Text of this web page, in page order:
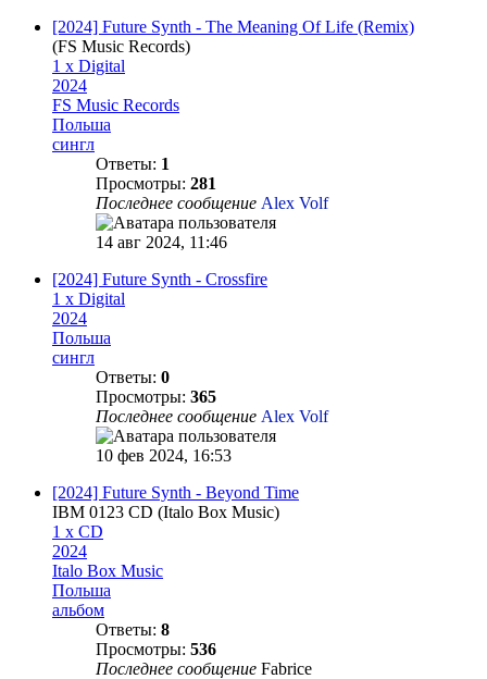
[2024] Future Synth - The Meaning Of Life (Remix)
(FS Music Records)
1 x Digital
2024
FS Music Records
Польша
сингл
Ответы: 1
Просмотры: 281
Последнее сообщение Alex Volf
14 авг 2024, 11:46
[2024] Future Synth - Crossfire
1 x Digital
2024
Польша
сингл
Ответы: 0
Просмотры: 365
Последнее сообщение Alex Volf
10 фев 2024, 16:53
[2024] Future Synth - Beyond Time
IBM 0123 CD (Italo Box Music)
1 x CD
2024
Italo Box Music
Польша
альбом
Ответы: 8
Просмотры: 536
Последнее сообщение Fabrice